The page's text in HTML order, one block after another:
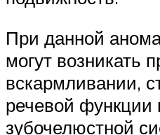
При данной
могут возникать
вскармливании,
речевой функции
зубочелюстной